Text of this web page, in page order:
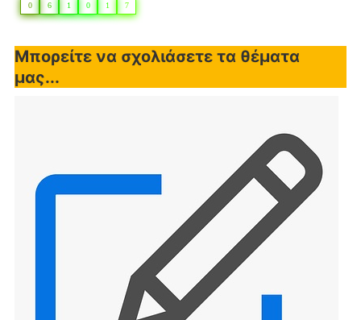
0 6 1 0 1 7
Μπορείτε να σχολιάσετε τα θέματα
μας...